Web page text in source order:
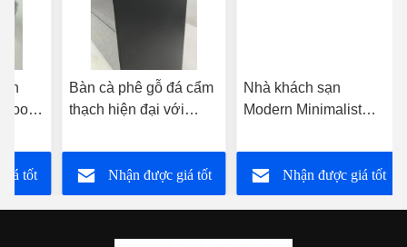
tốt
Bàn cà phê gỗ đá cẩm
thạch hiện đại với
120cm X 60cm X 45cm
Nhận được giá tốt
Nhà khách sạn
Modern Minimalist
Table With Wood Metal
Base
Nhận được giá tốt